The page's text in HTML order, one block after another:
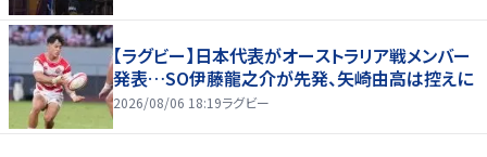
【ラグビー】日本代表がオーストラリア戦メンバー
発表…SO伊藤龍之介が先発、矢崎由高は控えに
2026/08/06 18:19ラグビー